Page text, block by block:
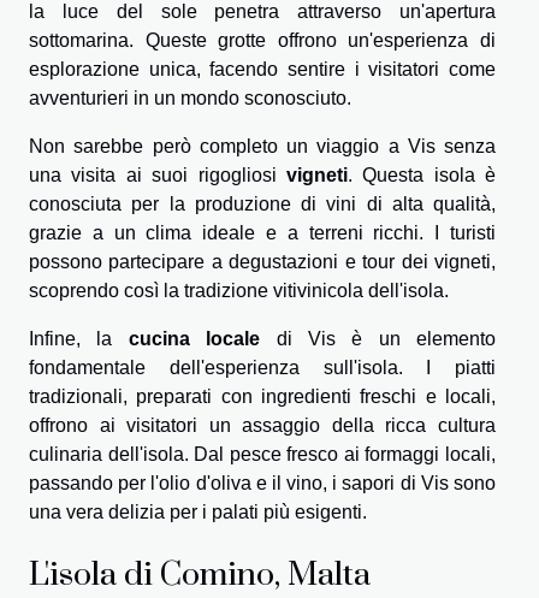
la luce del sole penetra attraverso un'apertura
sottomarina. Queste grotte offrono un'esperienza di
esplorazione unica, facendo sentire i visitatori come
avventurieri in un mondo sconosciuto.
Non sarebbe però completo un viaggio a Vis senza
una visita ai suoi rigogliosi vigneti. Questa isola è
conosciuta per la produzione di vini di alta qualità,
grazie a un clima ideale e a terreni ricchi. I turisti
possono partecipare a degustazioni e tour dei vigneti,
scoprendo così la tradizione vitivinicola dell'isola.
Infine, la cucina locale di Vis è un elemento
fondamentale dell'esperienza sull'isola. I piatti
tradizionali, preparati con ingredienti freschi e locali,
offrono ai visitatori un assaggio della ricca cultura
culinaria dell'isola. Dal pesce fresco ai formaggi locali,
passando per l'olio d'oliva e il vino, i sapori di Vis sono
una vera delizia per i palati più esigenti.
L'isola di Comino, Malta